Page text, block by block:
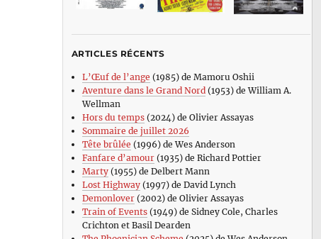
ARTICLES RÉCENTS
L’Œuf de l’ange (1985) de Mamoru Oshii
Aventure dans le Grand Nord(1953) de William A.
Wellman
Hors du temps(2024) de Olivier Assayas
Sommaire de juillet 2026
Tête brûlée (1996) de Wes Anderson
Fanfare d’amour(1935) de Richard Pottier
Marty(1955) de Delbert Mann
Lost Highway(1997) de David Lynch
Demonlover(2002) de Olivier Assayas
Train of Events(1949) de Sidney Cole, Charles
Crichton et Basil Dearden